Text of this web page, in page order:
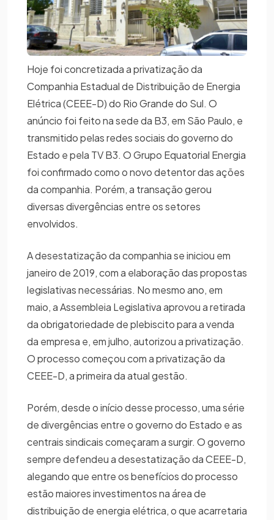
Hoje foi concretizada a privatização da
Companhia Estadual de Distribuição de Energia
Elétrica (CEEE-D) do Rio Grande do Sul. O
anúncio foi feito na sede da B3, em São Paulo, e
transmitido pelas redes sociais do governo do
Estado e pela TV B3. O Grupo Equatorial Energia
foi confirmado como o novo detentor das ações
da companhia. Porém, a transação gerou
diversas divergências entre os setores
envolvidos.
A desestatização da companhia se iniciou em
janeiro de 2019, com a elaboração das propostas
legislativas necessárias. No mesmo ano, em
maio, a Assembleia Legislativa aprovou a retirada
da obrigatoriedade de plebiscito para a venda
da empresa e, em julho, autorizou a privatização.
O processo começou com a privatização da
CEEE-D, a primeira da atual gestão.
Porém, desde o início desse processo, uma série
de divergências entre o governo do Estado e as
centrais sindicais começaram a surgir. O governo
sempre defendeu a desestatização da CEEE-D,
alegando que entre os benefícios do processo
estão maiores investimentos na área de
distribuição de energia elétrica, o que acarretaria